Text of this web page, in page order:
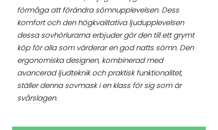
förmåga att förändra sömnupplevelsen. Dess
komfort och den högkvalitativa ljudupplevelsen
dessa sovhörlurarna erbjuder gör den till ett grymt
köp för alla som värderar en god natts sömn. Den
ergonomiska designen, kombinerad med
avancerad ljudteknik och praktisk funktionalitet,
ställer denna sovmask i en klass för sig som är
svårslagen.